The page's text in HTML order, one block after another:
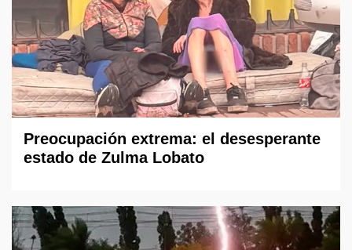
Preocupación extrema: el desesperante
estado de Zulma Lobato